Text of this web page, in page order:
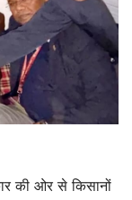
की ओर से किसानों